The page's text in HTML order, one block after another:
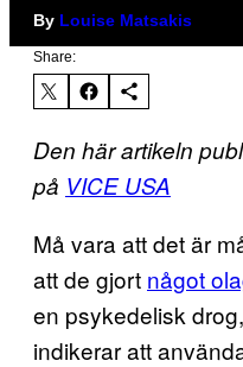
By Louise Matsakis
Share:
Den här artikeln
på VICE USA
Må vara att det är
att de gjort något
en psykedelisk
indikerar att